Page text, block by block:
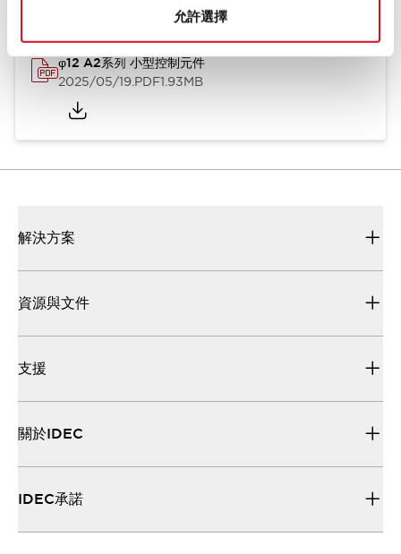
允許選擇
φ12 A2系列 小型控制元件
2025/05/19.PDF1.93MB
解決方案
資源與文件
支援
關於IDEC
IDEC承諾